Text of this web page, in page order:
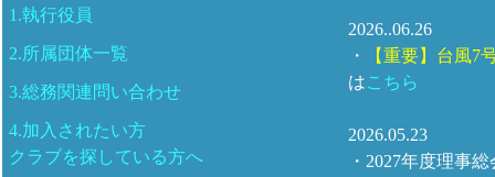
1.執行役員
2.所属団体一覧
3.総務関連問い合わせ
4.加入されたい方
クラブを探している方へ
2026..06.26
・
【重要】台風7
はこちら
2026.05.23
・2027年度理事